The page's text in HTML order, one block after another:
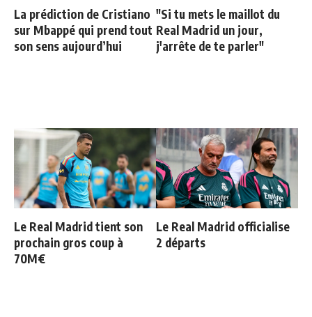
La prédiction de Cristiano
sur Mbappé qui prend tout
son sens aujourd’hui
"Si tu mets le maillot du
Real Madrid un jour,
j'arrête de te parler"
Le Real Madrid tient son
prochain gros coup à
70M€
Le Real Madrid officialise
2 départs